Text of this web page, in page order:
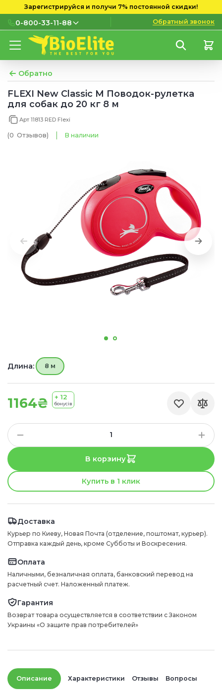
Зарегистрируйся и получи 7% постоянной скидки!
0-800-33-11-88
0-800-33-11-88
мобильных номеров
(097) 133 11 88
(095) 133 11 88
Обратный звонок
Обратно
FLEXI New Classic M Поводок-рулетка
для собак до 20 кг 8 м
Арт 11813 RED Flexi
(0 Отзывов) В наличии
1164₴ + 12
бонусів
Длина: 8 м
В корзину
Купить в 1 клик
Доставка
Курьер по Киеву, Новая Почта (отделение, поштомат, курьер).
Отправка каждый день, кроме Субботы и Воскресения.
Оплата
Наличными, безналичная оплата, банковский перевод на
расчетный счет. Наложенный платеж.
Гарантия
Возврат товара осуществляется в соответствии с Законом
Украины «О защите прав потребителей»
Описание Характеристики Отзывы Вопросы